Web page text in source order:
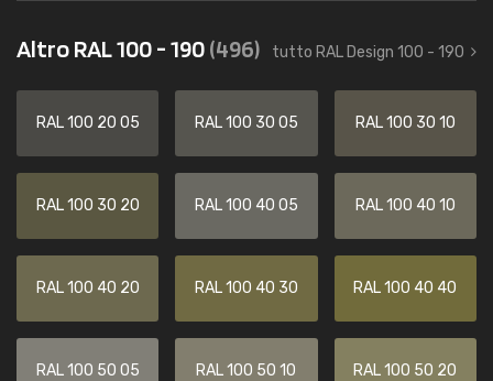
Altro RAL 100 - 190(496) tutto RAL Design 100 - 190
RAL 100 20 05 RAL 100 30 05 RAL 100 30 10
RAL 100 30 20 RAL 100 40 05 RAL 100 40 10
RAL 100 40 20 RAL 100 40 30 RAL 100 40 40
RAL 100 50 05 RAL 100 50 10 RAL 100 50 20